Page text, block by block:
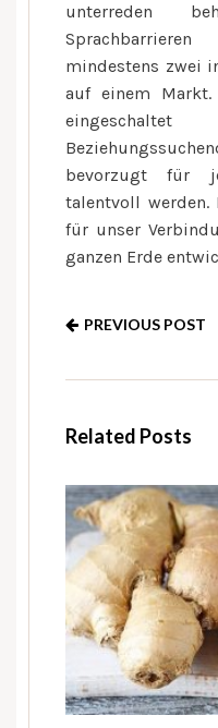
unterreden
mindestens zwei
auf einem Markt.
bevorzugt für
talentvoll werden.
für unser
ganzen Erde
PREVIOUS POST
Related Posts